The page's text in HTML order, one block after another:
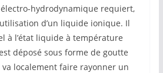
hydrodynamique requiert,
d’un liquide ionique. Il
à l’état liquide à température
déposé sous forme de goutte
localement faire rayonner un